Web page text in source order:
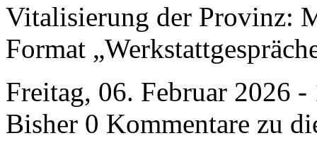
Vitalisierung der Provinz:
Format
Freitag, 06. Februar 2026
Bisher 0 Kommentare zu